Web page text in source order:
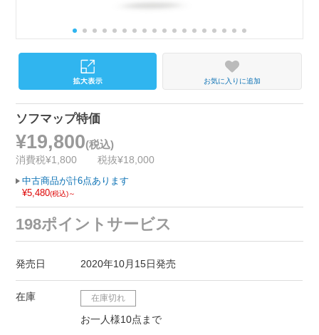
お気に入りに追加
ソフマップ特価
¥19,800(税込)
消費税¥1,800 税抜¥18,000
中古商品が計6点あります
¥5,480(税込)～
198ポイントサービス
発売日 2020年10月15日発売
在庫 在庫切れ
お一人様10点まで